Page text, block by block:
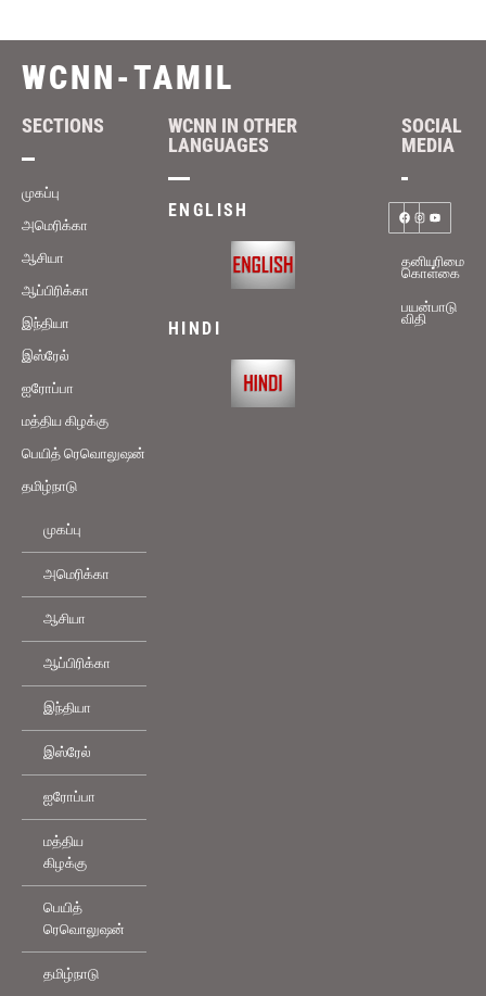
WCNN-TAMIL
SECTIONS
முகப்பு
அமெரிக்கா
ஆசியா
ஆப்பிரிக்கா
இந்தியா
இஸ்ரேல்
ஐரோப்பா
மத்திய கிழக்கு
பெயித் ரெவொலுஷன்
தமிழ்நாடு
முகப்பு
அமெரிக்கா
ஆசியா
ஆப்பிரிக்கா
இந்தியா
இஸ்ரேல்
ஐரோப்பா
மத்திய
கிழக்கு
பெயித்
ரெவொலுஷன்
தமிழ்நாடு
WCNN IN OTHER
LANGUAGES
ENGLISH
HINDI
SOCIAL
MEDIA
தனியுரிமை
கொள்கை
பயன்பாடு
விதி